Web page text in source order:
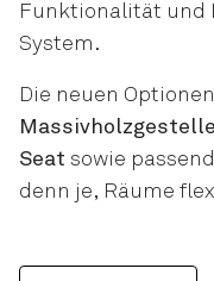
Funktionalität und
System.
Die neuen
Seat sowie
denn je, Räume